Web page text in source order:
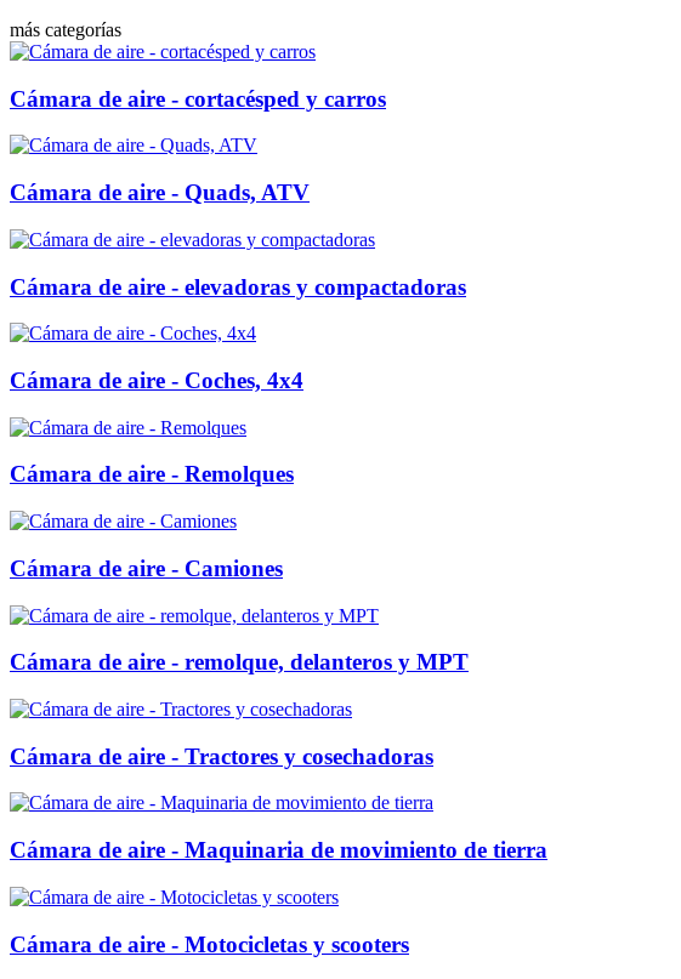
más categorías
Cámara de aire - cortacésped y carros
Cámara de aire - Quads, ATV
Cámara de aire - elevadoras y compactadoras
Cámara de aire - Coches, 4x4
Cámara de aire - Remolques
Cámara de aire - Camiones
Cámara de aire - remolque, delanteros y MPT
Cámara de aire - Tractores y cosechadoras
Cámara de aire - Maquinaria de movimiento de tierra
Cámara de aire - Motocicletas y scooters